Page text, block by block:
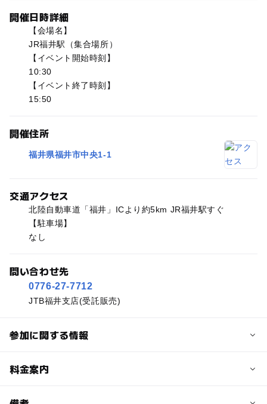
開催日時詳細
【会場名】
JR福井駅（集合場所）
【イベント開始時刻】
10:30
【イベント終了時刻】
15:50
開催住所
福井県福井市中央1-1
交通アクセス
北陸自動車道「福井」ICより約5km JR福井駅すぐ
【駐車場】
なし
問い合わせ先
0776-27-7712
JTB福井支店(受託販売)
参加に関する情報
予約/応募
料金案内